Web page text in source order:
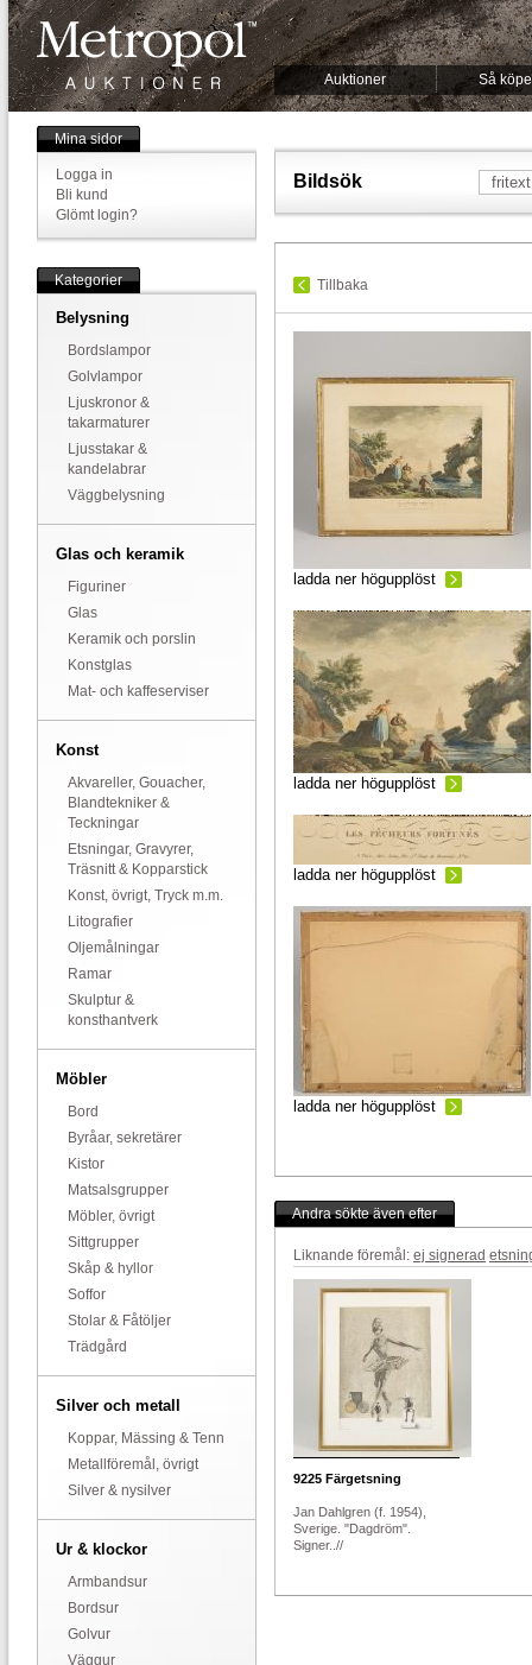
Auktioner Så
Mina sidor
Logga in
Bli kund
Glömt login?
Kategorier
Belysning
Bordslampor
Golvlampor
Ljuskronor &
takarmaturer
Ljusstakar &
kandelabrar
Väggbelysning
Glas och keramik
Figuriner
Glas
Keramik och porslin
Konstglas
Mat- och kaffeserviser
Konst
Akvareller, Gouacher,
Blandtekniker &
Teckningar
Etsningar, Gravyrer,
Träsnitt & Kopparstick
Konst, övrigt, Tryck m.m.
Litografier
Oljemålningar
Ramar
Skulptur &
konsthantverk
Möbler
Bord
Byråar, sekretärer
Kistor
Matsalsgrupper
Möbler, övrigt
Sittgrupper
Skåp & hyllor
Soffor
Stolar & Fåtöljer
Trädgård
Silver och metall
Koppar, Mässing & Tenn
Metallföremål, övrigt
Silver & nysilver
Ur & klockor
Armbandsur
Bordsur
Golvur
Väggur
Bildsök
Tillbaka
ladda ner högupplöst
ladda ner högupplöst
ladda ner högupplöst
ladda ner högupplöst
Andra sökte även efter
Liknande föremål: ej signerad
9225 Färgetsning
Jan Dahlgren (f. 1954),
Sverige. "Dagdröm".
Signer..//